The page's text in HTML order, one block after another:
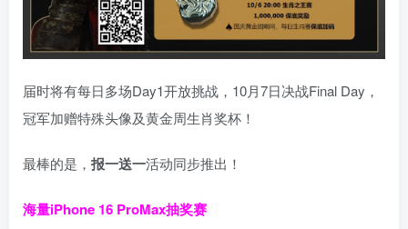
届时将有每日多场Day1开放挑战，10月7日决战Final Day，
冠军加赠特殊头像及黄金周生肖奖杯！
最棒的是， 报一送一活动同步推出！
海量iPhone 16 ProMax抽奖赛